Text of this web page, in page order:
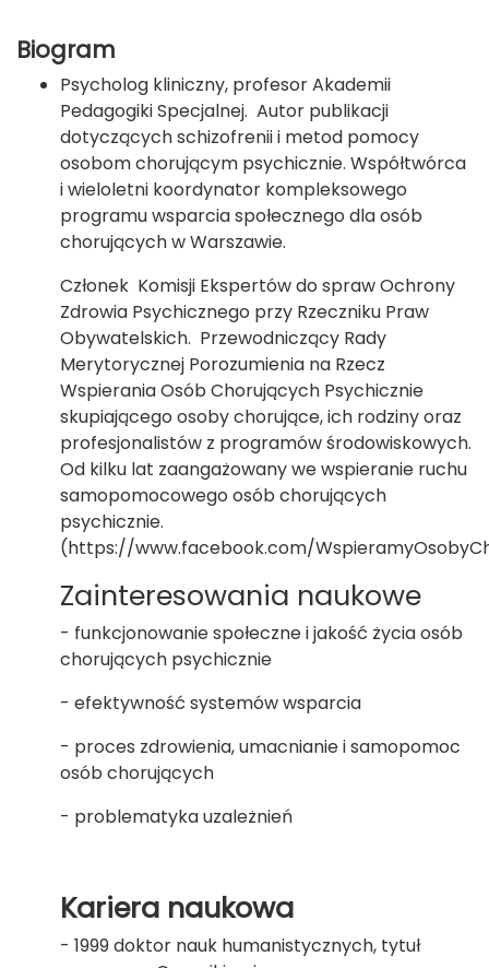
Biogram
Psycholog kliniczny, profesor Akademii
Pedagogiki Specjalnej. Autor publikacji
dotyczących schizofrenii i metod pomocy
osobom chorującym psychicznie. Współtwórca
i wieloletni koordynator kompleksowego
programu wsparcia społecznego dla osób
chorujących w Warszawie.
Członek Komisji Ekspertów do spraw Ochrony
Zdrowia Psychicznego przy Rzeczniku Praw
Obywatelskich. Przewodniczący Rady
Merytorycznej Porozumienia na Rzecz
Wspierania Osób Chorujących Psychicznie
skupiającego osoby chorujące, ich rodziny oraz
profesjonalistów z programów środowiskowych.
Od kilku lat zaangażowany we wspieranie ruchu
samopomocowego osób chorujących
psychicznie.
(https://www.facebook.com/
Zainteresowania naukowe
- funkcjonowanie społeczne i jakość życia osób
chorujących psychicznie
- efektywność systemów wsparcia
- proces zdrowienia, umacnianie i samopomoc
osób chorujących
- problematyka uzależnień
Kariera naukowa
- 1999 doktor nauk humanistycznych, tytuł